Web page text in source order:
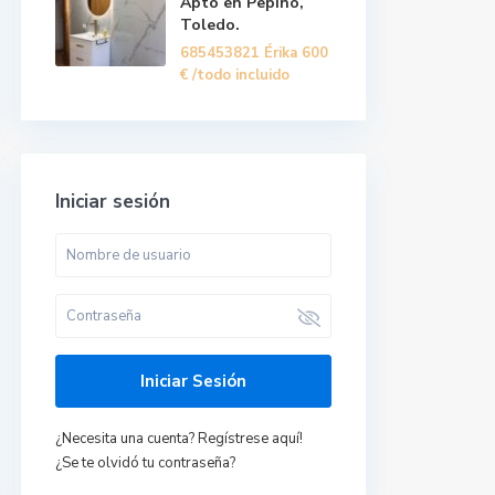
Toledo.
685453821 Érika 600
€ /todo incluido
Iniciar sesión
Iniciar Sesión
¿Necesita una cuenta? Regístrese aquí!
¿Se te olvidó tu contraseña?
Últimas propiedades